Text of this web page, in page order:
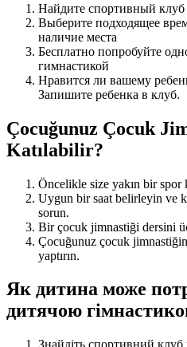
Найдите спортивный клуб
Выберите подходящее
наличие места
Бесплатно попробуйте
гимнастикой
Нравится ли вашему
Запишите ребенка в клуб.
Çocuğunuz Çocuk
Katılabilir?
Öncelikle size yakın bir spor
Uygun bir saat belirleyin ve
sorun.
Bir çocuk jimnastiği dersini
Çocuğunuz çocuk
yaptırın.
Як дитина може
дитячою